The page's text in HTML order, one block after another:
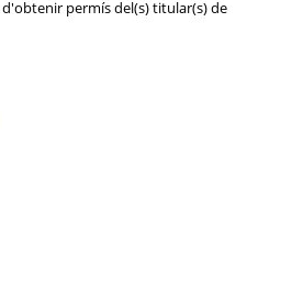
permís del(s) titular(s) de